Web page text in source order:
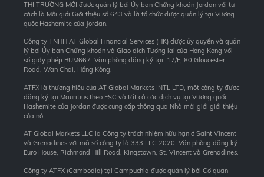
THỊ TRƯỜNG MỚI được quản lý bởi Ủy ban Chứng khoán Jordan với tư
cách là Môi giới Giới thiệu số 643 và là tổ chức được quản lý tại Vương
quốc Hashemite của Jordan.
Công ty TNHH AT Global Financial Services (HK) được ủy quyền và quản
lý bởi Ủy ban Chứng khoán và Giao dịch Tương lai của Hong Kong với
số giấy phép BUM667. Văn phòng đăng ký tại: 17/F, 80 Gloucester
Road, Wan Chai, Hồng Kông.
ATFX là thương hiệu của AT Global Markets INTL LTD, một công ty được
đăng ký tại Mauritius theo FSC và tất cả các dịch vụ tại Vương quốc
Hashemite của Jordan được cung cấp thông qua Nhà môi giới giới thiệu
của nó.
AT Global Markets LLC là Công ty trách nhiệm hữu hạn ở Saint Vincent
và Grenadines với mã số công ty là 333 LLC 2020. Văn phòng đăng ký:
Euro House, Richmond Hill Road, Kingstown, St. Vincent và Grenadines.
Công ty ATFX (Cambodia) tại Campuchia được quản lý bởi Cơ quan